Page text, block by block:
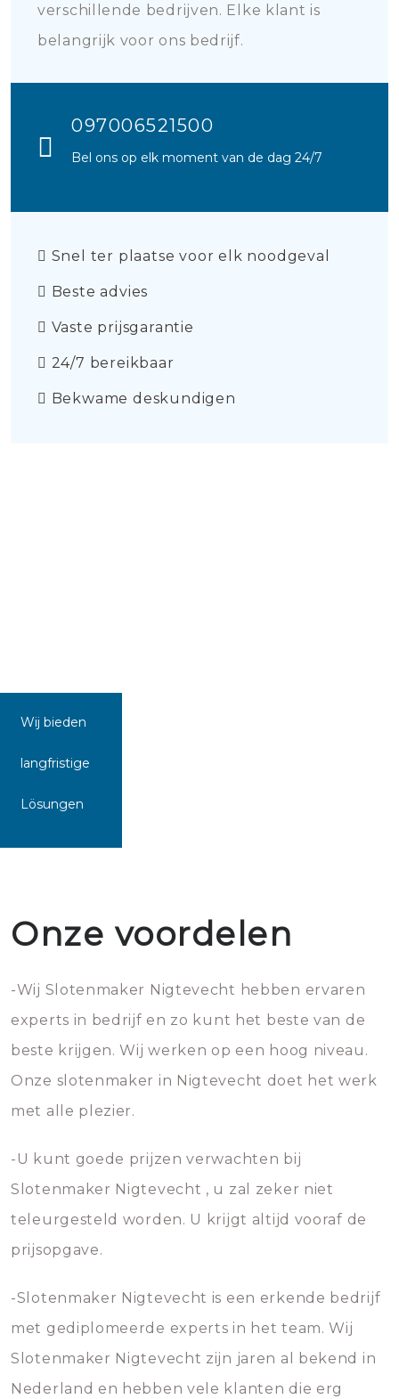
verschillende bedrijven. Elke klant is
belangrijk voor ons bedrijf.
097006521500
Bel ons op elk moment van de dag 24/7
Snel ter plaatse voor elk noodgeval
Beste advies
Vaste prijsgarantie
24/7 bereikbaar
Bekwame deskundigen
Wij bieden
langfristige
Lösungen
Onze voordelen
-Wij Slotenmaker Nigtevecht hebben ervaren
experts in bedrijf en zo kunt het beste van de
beste krijgen. Wij werken op een hoog niveau.
Onze slotenmaker in Nigtevecht doet het werk
met alle plezier.
-U kunt goede prijzen verwachten bij
Slotenmaker Nigtevecht , u zal zeker niet
teleurgesteld worden. U krijgt altijd vooraf de
prijsopgave.
-Slotenmaker Nigtevecht is een erkende bedrijf
met gediplomeerde experts in het team. Wij
Slotenmaker Nigtevecht zijn jaren al bekend in
Nederland en hebben vele klanten die erg